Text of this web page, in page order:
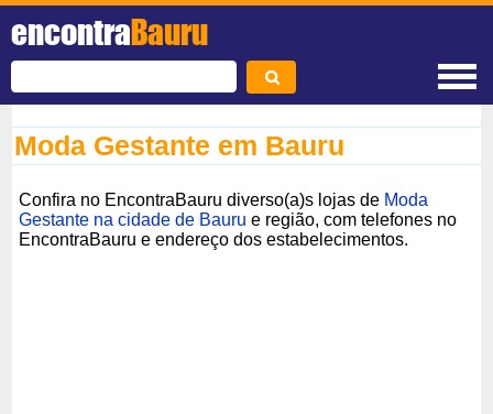
encontraBauru
Moda Gestante em Bauru
Confira no EncontraBauru diverso(a)s lojas de Moda
Gestante na cidade de Bauru e região, com telefones no
EncontraBauru e endereço dos estabelecimentos.